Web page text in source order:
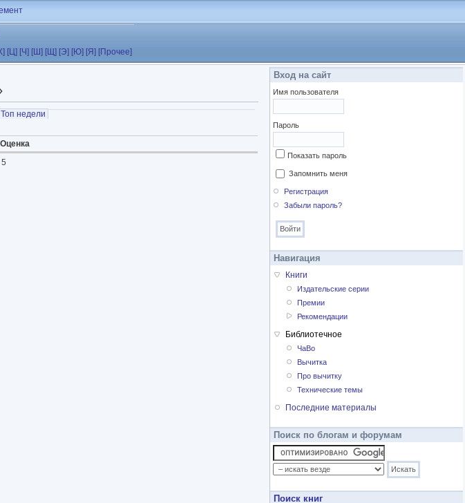
[Ц] [Ч] [Ш] [Щ] [Э] [Ю] [Я] [Прочее]
Топ недели
Оценка
5
Вход на сайт
Имя пользователя
Пароль
Показать пароль
Запомнить меня
Регистрация
Забыли пароль?
Навигация
Книги
Издательские серии
Премии
Рекомендации
Библиотечное
ЧаВо
Вычитка
Про вычитку
Технические темы
Последние материалы
Поиск по блогам и форумам
Поиск книг